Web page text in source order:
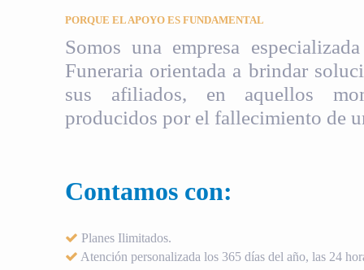
PORQUE EL APOYO ES FUNDAMENTAL
Somos una empresa
Funeraria orientada a brindar
sus afiliados, en aquellos
producidos por el fallecimiento de
Contamos con:
Planes Ilimitados.
Atención personalizada los 365 días del año, las 24